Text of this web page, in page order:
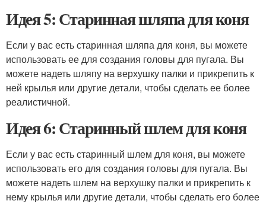
Идея 5: Старинная шляпа для коня
Если у вас есть старинная шляпа для коня, вы можете
использовать ее для создания головы для пугала. Вы
можете надеть шляпу на верхушку палки и прикрепить к
ней крылья или другие детали, чтобы сделать ее более
реалистичной.
Идея 6: Старинный шлем для коня
Если у вас есть старинный шлем для коня, вы можете
использовать его для создания головы для пугала. Вы
можете надеть шлем на верхушку палки и прикрепить к
нему крылья или другие детали, чтобы сделать его более